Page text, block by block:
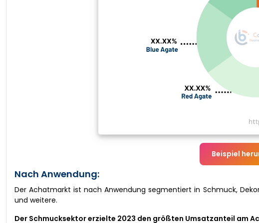
Beispiel
Nach Anwendung:
Der Achatmarkt ist nach Anwendung segmentiert in Schmuck,
und weitere.
Der Schmucksektor erzielte 2023 den größten Umsatzanteil am